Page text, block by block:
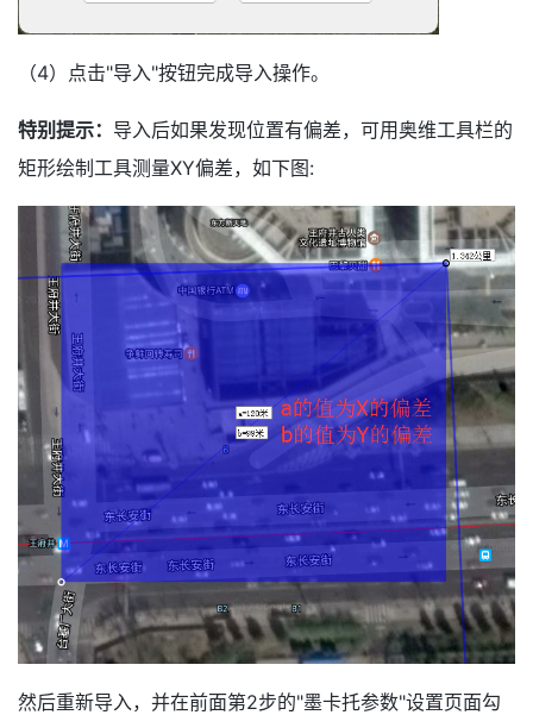
（4）点击"导入"按钮完成导入操作。
特别提示： 导入后如果发现位置有偏差，可用奥维工具栏的
矩形绘制工具测量XY偏差，如下图:
然后重新导入，并在前面第2步的"墨卡托参数"设置页面勾